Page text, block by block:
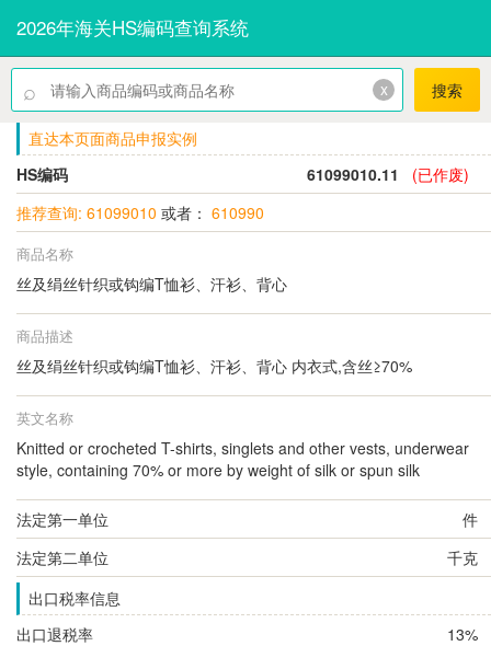
2026年海关HS编码查询系统
⌕ x 搜索
直达本页面商品申报实例
HS编码
61099010.11
(已作废)
推荐查询: 61099010 或者： 610990
商品名称
丝及绢丝针织或钩编T恤衫、汗衫、背心
商品描述
丝及绢丝针织或钩编T恤衫、汗衫、背心 内衣式,含丝≥70%
英文名称
Knitted or crocheted T-shirts, singlets and other vests, underwear
style, containing 70% or more by weight of silk or spun silk
法定第一单位
件
法定第二单位
千克
出口税率信息
出口退税率
13%